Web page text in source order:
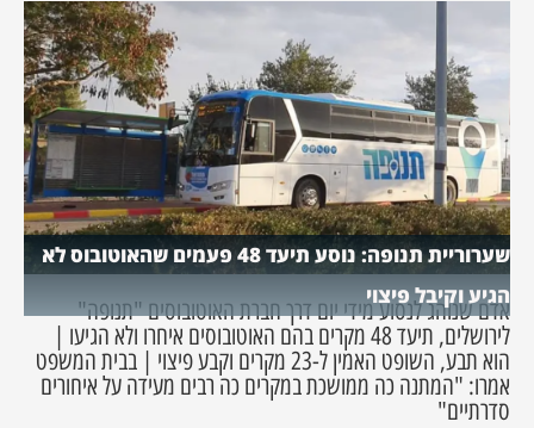
שערוריית תנופה: נוסע תיעד 48 פעמים שהאוטובוס לא
הגיע וקיבל פיצוי
אדם שנוהג לנסוע מידי יום דרך חברת האוטובוסים "תנופה"
לירושלים, תיעד 48 מקרים בהם האוטובוסים איחרו ולא הגיעו |
הוא תבע, השופט האמין ל-23 מקרים וקבע פיצוי | בבית המשפט
אמרו: "המתנה כה ממושכת במקרים כה רבים מעידה על איחורים
סדרתיים"